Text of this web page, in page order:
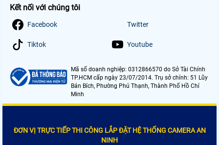
Kết nối với chúng tôi
Facebook Twitter
Tiktok Youtube
Mã số doanh nghiệp: 0312866570 do Sở Tài Chính
TP.HCM cấp ngày 23/07/2014. Trụ sở chính: 51 Lũy
Bán Bích, Phường Phú Thạnh, Thành Phố Hồ Chí
Minh
ĐƠN VỊ TRỰC TIẾP THI CÔNG LẮP ĐẶT HỆ THỐNG CAMERA AN
NINH